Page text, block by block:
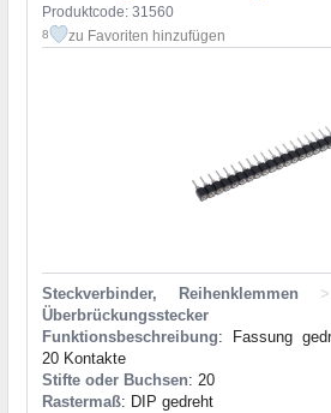
Produktcode: 31560
8 zu Favoriten hinzufügen
Steckverbinder, Reihenklemmen >
Überbrückungsstecker
Funktionsbeschreibung: Fassung
20 Kontakte
Stifte oder Buchsen: 20
Rastermaß: DIP gedreht